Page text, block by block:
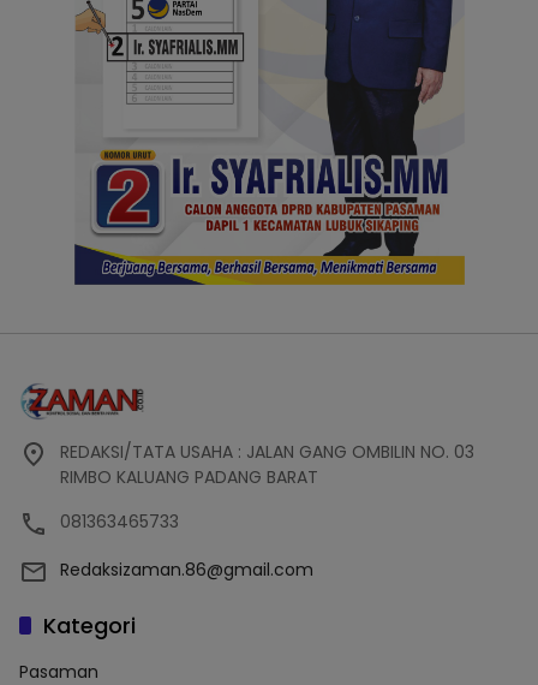
REDAKSI/TATA USAHA : JALAN GANG OMBILIN NO. 03
RIMBO KALUANG PADANG BARAT
081363465733
Redaksizaman.86@gmail.com
Kategori
Pasaman